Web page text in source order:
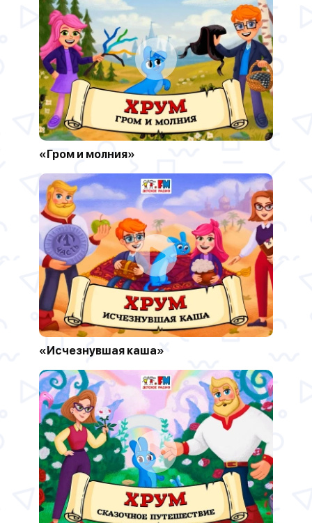
«Гром и молния»
«Исчезнувшая каша»